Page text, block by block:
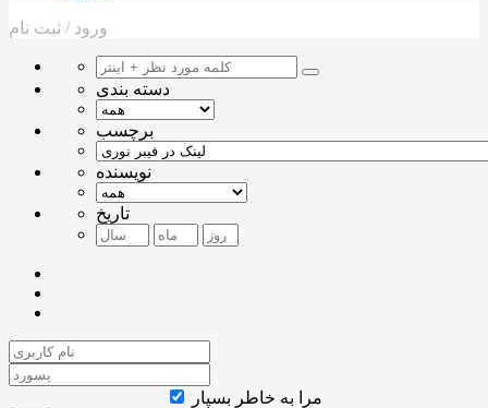
ورود / ثبت نام
دسته بندی
برچسب
نویسنده
تاریخ
مرا به خاطر بسپار